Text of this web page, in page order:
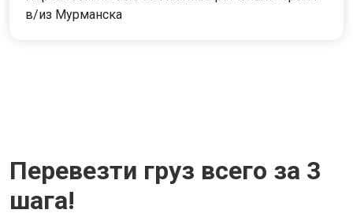
в/из Мурманска
Перевезти груз всего за 3
шага!